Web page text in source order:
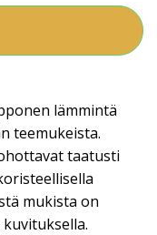
lämmintä
teemukeista.
taatusti
mukista on